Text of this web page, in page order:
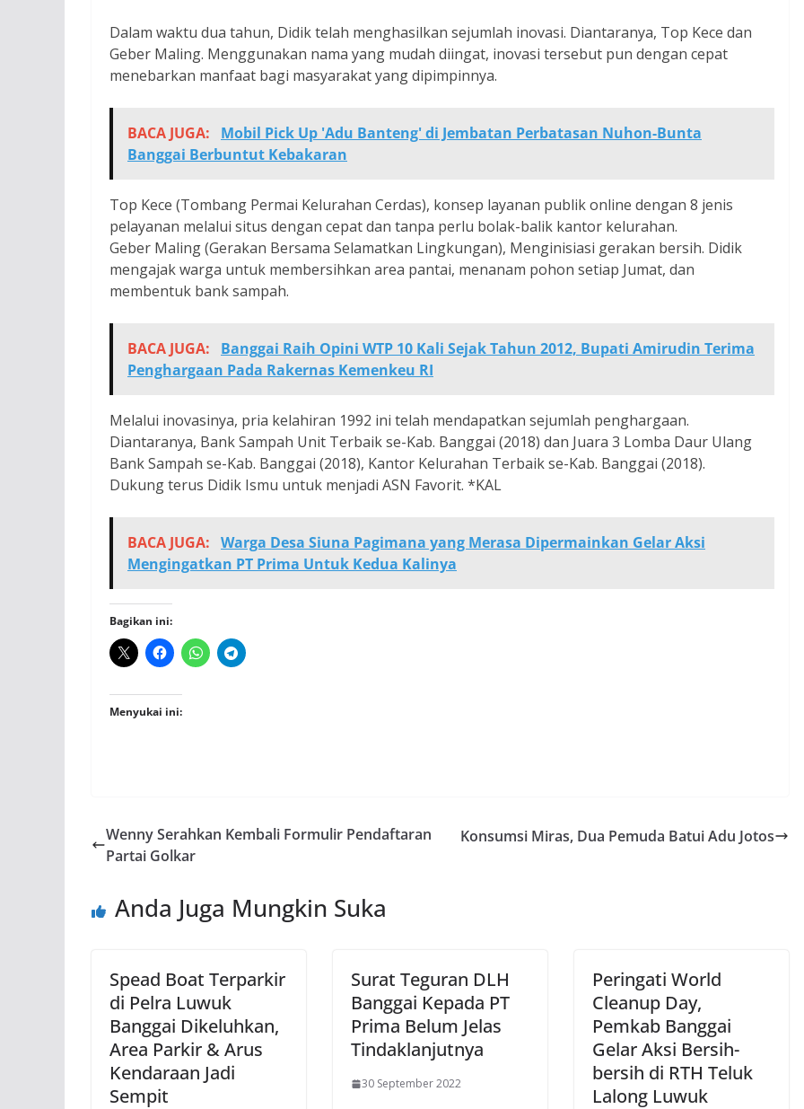
Dalam waktu dua tahun, Didik telah menghasilkan sejumlah inovasi. Diantaranya, Top Kece dan
Geber Maling. Menggunakan nama yang mudah diingat, inovasi tersebut pun dengan cepat
menebarkan manfaat bagi masyarakat yang dipimpinnya.
BACA JUGA:
Mobil Pick Up 'Adu Banteng' di Jembatan Perbatasan Nuhon-Bunta
Banggai Berbuntut Kebakaran
Top Kece (Tombang Permai Kelurahan Cerdas), konsep layanan publik online dengan 8 jenis
pelayanan melalui situs dengan cepat dan tanpa perlu bolak-balik kantor kelurahan.
Geber Maling (Gerakan Bersama Selamatkan Lingkungan), Menginisiasi gerakan bersih. Didik
mengajak warga untuk membersihkan area pantai, menanam pohon setiap Jumat, dan
membentuk bank sampah.
BACA JUGA:
Banggai Raih Opini WTP 10 Kali Sejak Tahun 2012, Bupati Amirudin Terima
Penghargaan Pada Rakernas Kemenkeu RI
Melalui inovasinya, pria kelahiran 1992 ini telah mendapatkan sejumlah penghargaan.
Diantaranya, Bank Sampah Unit Terbaik se-Kab. Banggai (2018) dan Juara 3 Lomba Daur Ulang
Bank Sampah se-Kab. Banggai (2018), Kantor Kelurahan Terbaik se-Kab. Banggai (2018).
Dukung terus Didik Ismu untuk menjadi ASN Favorit. *KAL
BACA JUGA: Warga Desa Siuna Pagimana yang Merasa Dipermainkan Gelar Aksi
Mengingatkan PT Prima Untuk Kedua Kalinya
Bagikan ini:
Menyukai ini:
Wenny Serahkan Kembali Formulir Pendaftaran
Partai Golkar
Konsumsi Miras, Dua Pemuda Batui Adu Jotos
Anda Juga Mungkin Suka
Spead Boat Terparkir
di Pelra Luwuk
Banggai Dikeluhkan,
Area Parkir & Arus
Kendaraan Jadi
Sempit
Surat Teguran DLH
Banggai Kepada PT
Prima Belum Jelas
Tindaklanjutnya
30 September 2022
Peringati World
Cleanup Day,
Pemkab Banggai
Gelar Aksi Bersih-
bersih di RTH Teluk
Lalong Luwuk